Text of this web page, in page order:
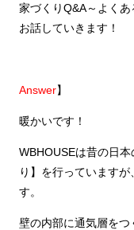
家づくりQ&A～よく
お話していきます！
Answer】
暖かいです！
WBHOUSEは昔の日
り】を行っています
す。
壁の内部に通気層を